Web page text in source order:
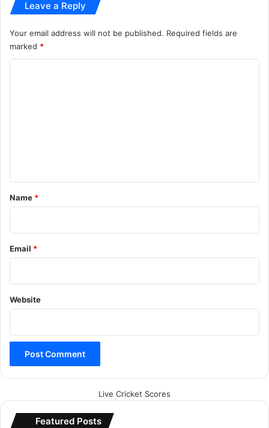
Leave a Reply
Your email address will not be published. Required fields are
marked *
*
Name *
Email *
Website
Live Cricket Scores
Featured Posts